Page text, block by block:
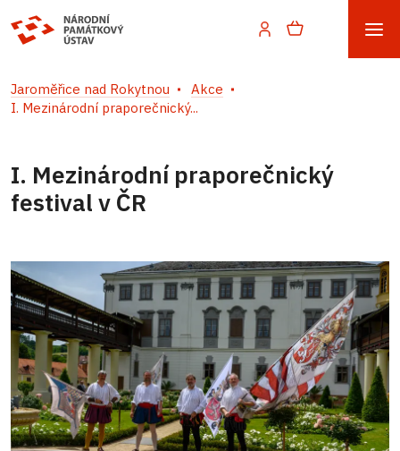
Jaroměřice nad Rokytnou
Akce
I. Mezinárodní praporečnický...
I. Mezinárodní praporečnický
festival v ČR